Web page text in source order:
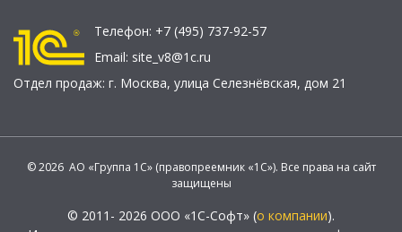
Телефон: +7 (495) 737-92-57
Email: site_v8@1c.ru
Отдел продаж: г. Москва, улица Селезнёвская, дом 21
© 2026 АО «Группа 1С» (правопреемник «1С»). Все права на сайт
защищены
© 2011- 2026 ООО «1С-Софт» (о компании).